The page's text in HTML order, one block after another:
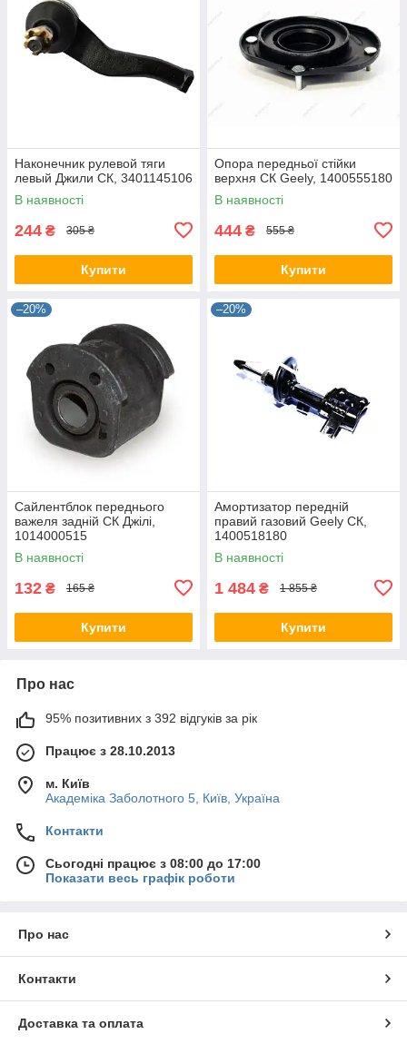
Наконечник рулевой тяги
левый Джили СК, 3401145106
В наявності
244 ₴ 305 ₴
Купити
Опора передньої стійки
верхня СК Geely, 1400555180
В наявності
444 ₴ 555 ₴
Купити
–20%
Сайлентблок переднього
важеля задній СК Джілі,
1014000515
В наявності
132 ₴ 165 ₴
Купити
–20%
Амортизатор передній
правий газовий Geely СК,
1400518180
В наявності
1 484 ₴ 1 855 ₴
Купити
Про нас
95% позитивних з 392 відгуків за рік
Працює з 28.10.2013
м. Київ
Академіка Заболотного 5, Київ, Україна
Контакти
Сьогодні працює з 08:00 до 17:00
Показати весь графік роботи
Про нас
Контакти
Доставка та оплата